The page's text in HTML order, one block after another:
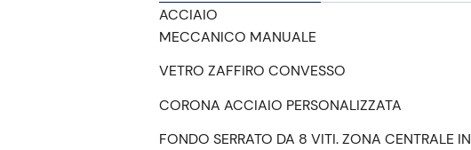
ACCIAIO
MECCANICO MANUALE
VETRO ZAFFIRO CONVESSO
CORONA ACCIAIO PERSONALIZZATA
FONDO SERRATO DA 8 VITI. ZONA CENTRALE